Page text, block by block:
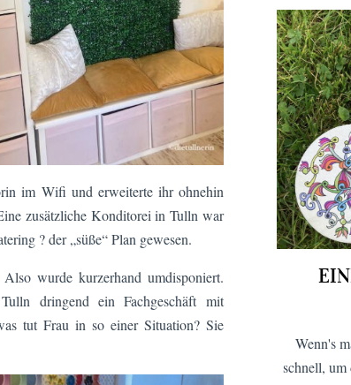
im Wifi und erweiterte ihr ohnehin
zusätzliche Konditorei in Tulln war
? der „süße“ Plan gewesen.
wurde kurzerhand umdisponiert.
dringend ein Fachgeschäft mit
tut Frau in so einer Situation? Sie
Wenn's
schnell, um